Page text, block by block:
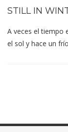
STILL IN
A veces el tiempo
el sol y hace un